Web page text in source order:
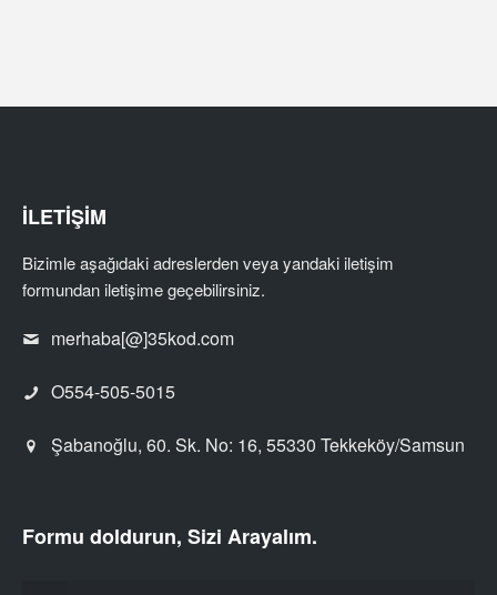
İLETİŞİM
Bizimle aşağıdaki adreslerden veya yandaki iletişim
formundan iletişime geçebilirsiniz.
merhaba[@]35kod.com
O554-505-5015
Şabanoğlu, 60. Sk. No: 16, 55330 Tekkeköy/Samsun
Formu doldurun, Sizi Arayalım.